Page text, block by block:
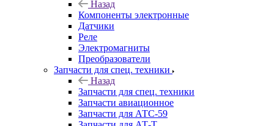
Назад
Компоненты электронные
Датчики
Реле
Электромагниты
Преобразователи
Запчасти для спец. техники
Назад
Запчасти для спец. техники
Запчасти авиационное
Запчасти для АТС-59